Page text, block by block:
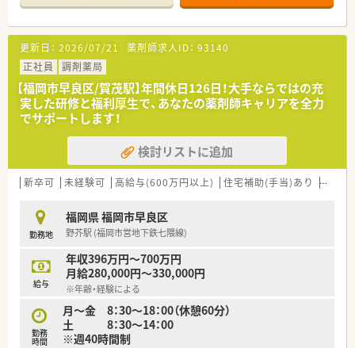
【店舗情報と応需状況について】
■福岡市営地下鉄空港線の西新駅から徒歩5分ほどの場所に位置
しており、通勤の利便性が非常に高い好立地な店舗です。
■近隣にある小児科医院や内科医院、泌尿器科クリニックなど複
数の医療機関から処方箋をバランスよく応需しています。
■ドクター陣は比較的若い方が多いため将来の見通しが長く、門
前薬局として非常に安定した経営基盤を維持しています。
【募集背景と求める人物像について】
■これからの調剤薬局を担う新しい風となってくれるような、意
欲にあふれた20代から30代前半の若手を増員募集します。
■将来に向けて明確な目標を持ち、転職理由が具体的でポジティ
ブな若きキャリア志向の薬剤師の方を求めています。
らの通勤範囲内における店舗異動に対応できる方を歓迎しま
す。
【法人特徴について】
■福岡県内を中心に33店舗の調剤薬局を展開しており、ドクタ
ーの開業支援から深く関わることで安定成長を続けています。
■会社主導の指名制ではなく自主性を重んじる挙手制を導入し
ており、社員がやりたいことに挑戦できる社風が特徴です。
■全店にローカウンターを配置し、患者様とじっくり向き合える
環境を整えることで顧客満足度の向上に繋げています。
更新日： 2026/07/21 薬剤師求人ID： 93140
正社員
調剤薬局
【福岡市早良区/賀茂駅】年間休日126日！大手ならではの充
実した研修と福利厚生で、あなたの薬剤師キャリアを全力
でサポートします！
検討リストに追加
新卒可 未経験可 高給与(600万円以上) 住宅補助(手当)あり 教育
勤務地
福岡県 福岡市早良区
野芥駅 (福岡市営地下鉄七隈線)
給与
年収396万円～700万円
月給280,000円～330,000円
※年齢・経験による
勤務
時間
月～金 8：30～18：00（休憩60分）
土 8：30～14：00
※週40時間制